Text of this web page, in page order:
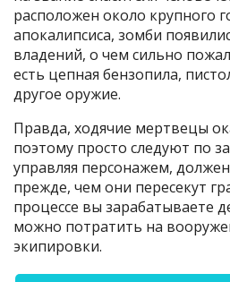
расположен около крупного
апокалипсиса, зомби
владений, о чем сильно
есть цепная бензопила,
другое оружие.
Правда, ходячие мертвецы
поэтому просто следуют по
управляя персонажем,
прежде, чем они пересекут
процессе вы зарабатываете
можно потратить на
экипировки.